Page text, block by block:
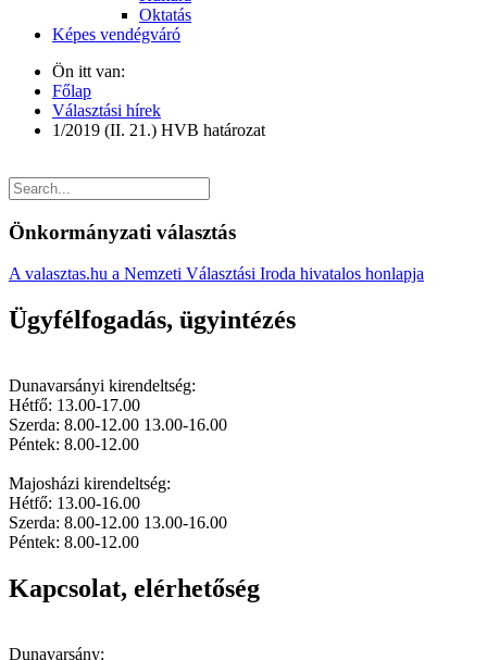
Oktatás
Képes vendégváró
Ön itt van:
Főlap
Választási hírek
1/2019 (II. 21.) HVB határozat
Önkormányzati választás
A valasztas.hu a Nemzeti Választási Iroda hivatalos honlapja
Ügyfélfogadás, ügyintézés
Dunavarsányi kirendeltség:
Hétfő: 13.00-17.00
Szerda: 8.00-12.00 13.00-16.00
Péntek: 8.00-12.00
Majosházi kirendeltség:
Hétfő: 13.00-16.00
Szerda: 8.00-12.00 13.00-16.00
Péntek: 8.00-12.00
Kapcsolat, elérhetőség
Dunavarsány: